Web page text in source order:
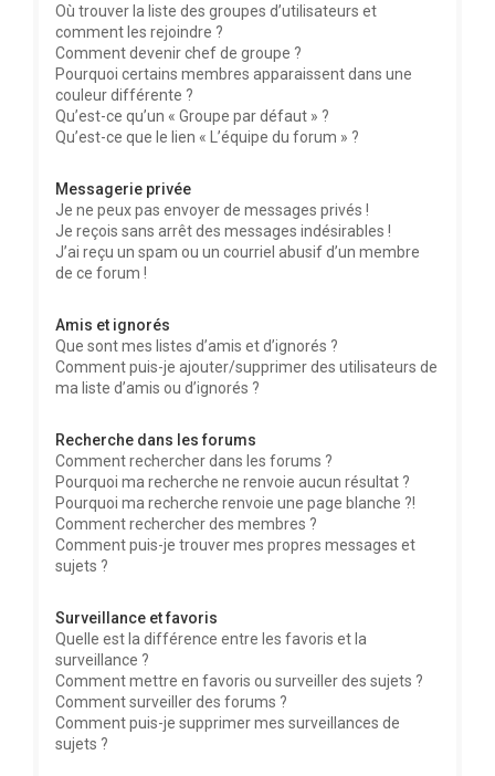
Où trouver la liste des groupes d’utilisateurs et
comment les rejoindre ?
Comment devenir chef de groupe ?
Pourquoi certains membres apparaissent dans une
couleur différente ?
Qu’est-ce qu’un « Groupe par défaut » ?
Qu’est-ce que le lien « L’équipe du forum » ?
Messagerie privée
Je ne peux pas envoyer de messages privés !
Je reçois sans arrêt des messages indésirables !
J’ai reçu un spam ou un courriel abusif d’un membre
de ce forum !
Amis et ignorés
Que sont mes listes d’amis et d’ignorés ?
Comment puis-je ajouter/supprimer des utilisateurs de
ma liste d’amis ou d’ignorés ?
Recherche dans les forums
Comment rechercher dans les forums ?
Pourquoi ma recherche ne renvoie aucun résultat ?
Pourquoi ma recherche renvoie une page blanche ?!
Comment rechercher des membres ?
Comment puis-je trouver mes propres messages et
sujets ?
Surveillance et favoris
Quelle est la différence entre les favoris et la
surveillance ?
Comment mettre en favoris ou surveiller des sujets ?
Comment surveiller des forums ?
Comment puis-je supprimer mes surveillances de
sujets ?